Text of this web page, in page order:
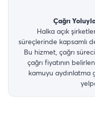
Çağrı
Halka açık
süreçlerinde kapsamlı
Bu hizmet, çağrı
çağrı fiyatının
kamuyu aydınlatma